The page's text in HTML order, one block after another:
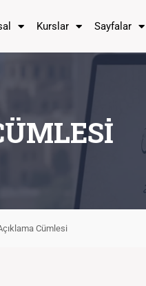
Kurslar Sayfalar
Cümlesi